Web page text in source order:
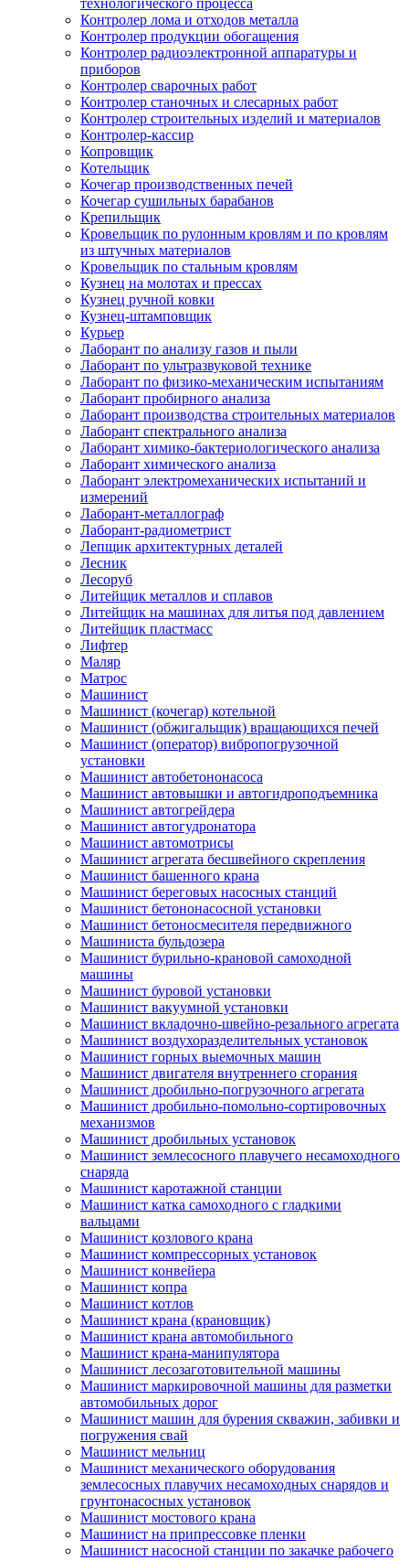
технологического процесса
Контролер лома и отходов металла
Контролер продукции обогащения
Контролер радиоэлектронной аппаратуры и
приборов
Контролер сварочных работ
Контролер станочных и слесарных работ
Контролер строительных изделий и материалов
Контролер-кассир
Копровщик
Котельщик
Кочегар производственных печей
Кочегар сушильных барабанов
Крепильщик
Кровельщик по рулонным кровлям и по кровлям
из штучных материалов
Кровельщик по стальным кровлям
Кузнец на молотах и прессах
Кузнец ручной ковки
Кузнец-штамповщик
Курьер
Лаборант по анализу газов и пыли
Лаборант по ультразвуковой технике
Лаборант по физико-механическим испытаниям
Лаборант пробирного анализа
Лаборант производства строительных материалов
Лаборант спектрального анализа
Лаборант химико-бактериологического анализа
Лаборант химического анализа
Лаборант электромеханических испытаний и
измерений
Лаборант-металлограф
Лаборант-радиометрист
Лепщик архитектурных деталей
Лесник
Лесоруб
Литейщик металлов и сплавов
Литейщик на машинах для литья под давлением
Литейщик пластмасс
Лифтер
Маляр
Матрос
Машинист
Машинист (кочегар) котельной
Машинист (обжигальщик) вращающихся печей
Машинист (оператор) вибропогрузочной
установки
Машинист автобетононасоса
Машинист автовышки и автогидроподъемника
Машинист автогрейдера
Машинист автогудронатора
Машинист автомотрисы
Машинист агрегата бесшвейного скрепления
Машинист башенного крана
Машинист береговых насосных станций
Машинист бетононасосной установки
Машинист бетоносмесителя передвижного
Машиниста бульдозера
Машинист бурильно-крановой самоходной
машины
Машинист буровой установки
Машинист вакуумной установки
Машинист вкладочно-швейно-резального агрегата
Машинист воздухоразделительных установок
Машинист горных выемочных машин
Машинист двигателя внутреннего сгорания
Машинист дробильно-погрузочного агрегата
Машинист дробильно-помольно-сортировочных
механизмов
Машинист дробильных установок
Машинист землесосного плавучего несамоходного
снаряда
Машинист каротажной станции
Машинист катка самоходного с гладкими
вальцами
Машинист козлового крана
Машинист компрессорных установок
Машинист конвейера
Машинист копра
Машинист котлов
Машинист крана (крановщик)
Машинист крана автомобильного
Машинист крана-манипулятора
Машинист лесозаготовительной машины
Машинист маркировочной машины для разметки
автомобильных дорог
Машинист машин для бурения скважин, забивки и
погружения свай
Машинист мельниц
Машинист механического оборудования
землесосных плавучих несамоходных снарядов и
грунтонасосных установок
Машинист мостового крана
Машинист на припрессовке пленки
Машинист насосной станции по закачке рабочего